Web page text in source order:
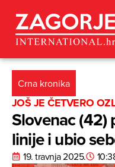
Crna kronika
JOŠ JE ČETVERO
Slovenac (42)
linije i ubio
19. travnja 2025.